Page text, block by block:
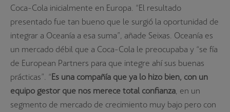
Coca-Cola inicialmente en Europa. “El resultado
presentado fue tan bueno que le surgió la oportunidad de
integrar a Oceanía a esa suma”, añade Seixas. Oceanía es
un mercado débil que a Coca-Cola le preocupaba y “se fía
de European Partners para que integre ahí sus buenas
prácticas”. “Es una compañía que ya lo hizo bien, con un
equipo gestor que nos merece total confianza, en un
segmento de mercado de crecimiento muy bajo pero con